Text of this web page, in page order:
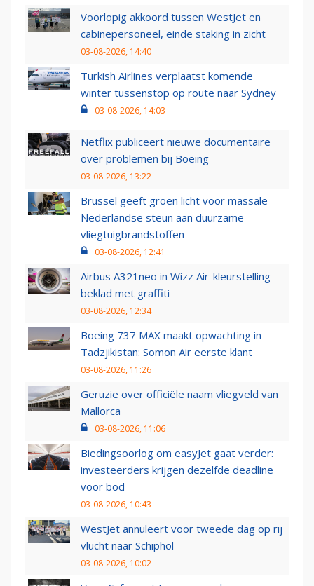
Voorlopig akkoord tussen WestJet en
cabinepersoneel, einde staking in zicht
03-08-2026, 14:40
Turkish Airlines verplaatst komende
winter tussenstop op route naar Sydney
03-08-2026, 14:03
Netflix publiceert nieuwe documentaire
over problemen bij Boeing
03-08-2026, 13:22
Brussel geeft groen licht voor massale
Nederlandse steun aan duurzame
vliegtuigbrandstoffen
03-08-2026, 12:41
Airbus A321neo in Wizz Air-kleurstelling
beklad met graffiti
03-08-2026, 12:34
Boeing 737 MAX maakt opwachting in
Tadzjikistan: Somon Air eerste klant
03-08-2026, 11:26
Geruzie over officiële naam vliegveld van
Mallorca
03-08-2026, 11:06
Biedingsoorlog om easyJet gaat verder:
investeerders krijgen dezelfde deadline
voor bod
03-08-2026, 10:43
WestJet annuleert voor tweede dag op rij
vlucht naar Schiphol
03-08-2026, 10:02